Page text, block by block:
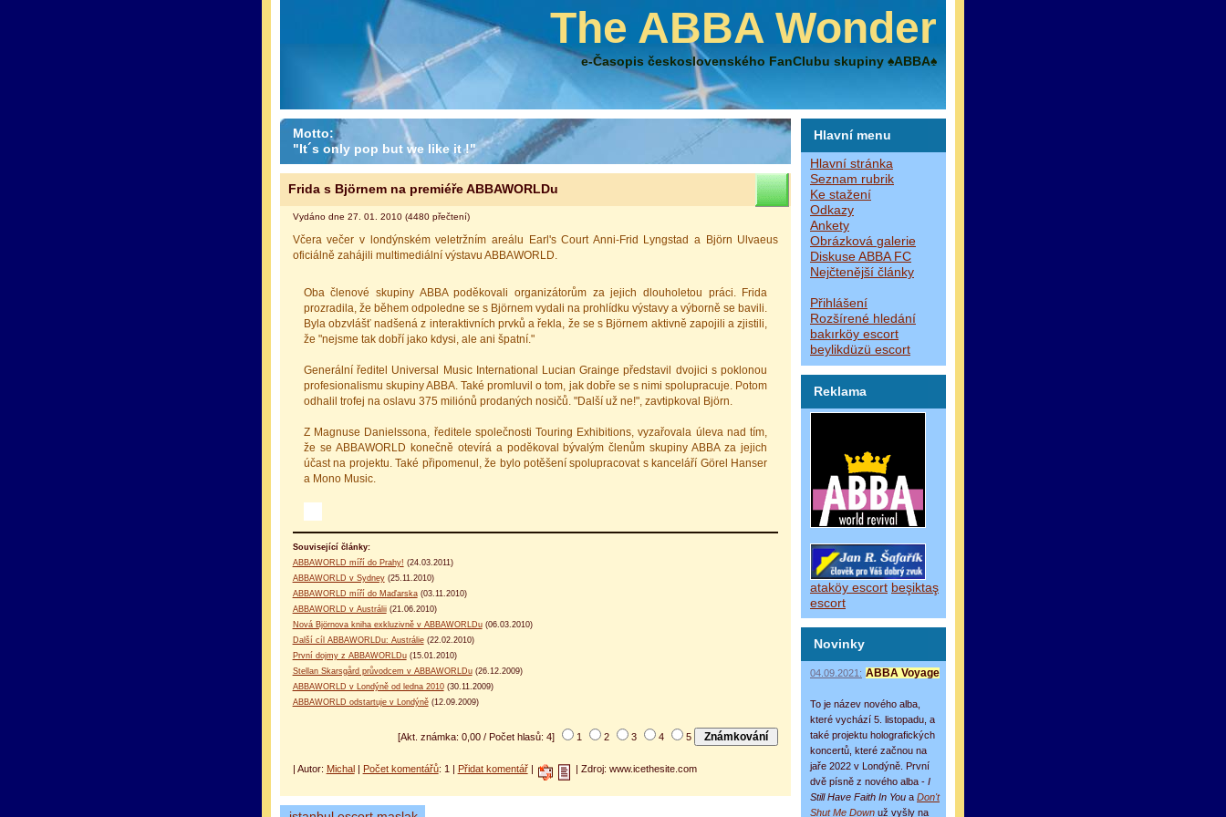
The ABBA Wonder
e-Časopis československého FanClubu skupiny ♠ABBA♠
Hlavní menu
Hlavní stránka
Seznam rubrik
Ke stažení
Odkazy
Ankety
Obrázková galerie
Diskuse ABBA FC
Nejčtenější články
Přihlášení
Rozšírené hledání
bakırköy escort
beylikdüzü escort
Reklama
ataköy escort beşiktaş
escort
Novinky
04.09.2021: ABBA Voyage
To je název nového alba,
které vychází 5. listopadu, a
také projektu holografických
koncertů, které začnou na
jaře 2022 v Londýně. První
dvě písně z nového alba - I
Still Have Faith In You a Don't
Shut Me Down už vyšly na
Motto:
"It´s only pop but we like it !"
Frida s Björnem na premiéře ABBAWORLDu
Vydáno dne 27. 01. 2010 (4480 přečtení)
Včera večer v londýnském veletržním areálu Earl's Court Anni-Frid Lyngstad a Björn Ulvaeus
oficiálně zahájili multimediální výstavu ABBAWORLD.
Oba členové skupiny ABBA poděkovali organizátorům za jejich dlouholetou práci. Frida
prozradila, že během odpoledne se s Björnem vydali na prohlídku výstavy a výborně se bavili.
Byla obzvlášť nadšená z interaktivních prvků a řekla, že se s Björnem aktivně zapojili a zjistili,
že "nejsme tak dobří jako kdysi, ale ani špatní."
Generální ředitel Universal Music International Lucian Grainge představil dvojici s poklonou
profesionalismu skupiny ABBA. Také promluvil o tom, jak dobře se s nimi spolupracuje. Potom
odhalil trofej na oslavu 375 miliónů prodaných nosičů. "Další už ne!", zavtipkoval Björn.
Z Magnuse Danielssona, ředitele společnosti Touring Exhibitions, vyzařovala úleva nad tím,
že se ABBAWORLD konečně otevírá a poděkoval bývalým členům skupiny ABBA za jejich
účast na projektu. Také připomenul, že bylo potěšení spolupracovat s kanceláří Görel Hanser
a Mono Music.
Související články:
ABBAWORLD míří do Prahy! (24.03.2011)
ABBAWORLD v Sydney(25.11.2010)
ABBAWORLD míří do Maďarska(03.11.2010)
ABBAWORLD v Austrálii(21.06.2010)
Nová Björnova kniha exkluzivně v ABBAWORLDu(06.03.2010)
Další cíl ABBAWORLDu: Austrálie(22.02.2010)
První dojmy z ABBAWORLDu(15.01.2010)
Stellan Skarsgård průvodcem v ABBAWORLDu(26.12.2009)
ABBAWORLD v Londýně od ledna 2010(30.11.2009)
ABBAWORLD odstartuje v Londýně(12.09.2009)
[Akt. známka: 0,00 / Počet hlasů: 4] 1 2 3 4 5
| Autor: Michal Počet komentářů: 1 | Přidat komentář| | Zdroj: www.icethesite.com